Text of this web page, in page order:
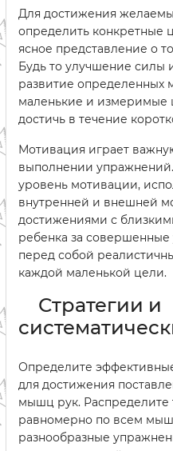
Для достижения
определить конкретные
ясное представление о
Будь то улучшение силы
развитие определенных
маленькие и измеримые
достичь в течение
Мотивация играет
выполнении
уровень мотивации,
внутренней и внешней
достижениями с
ребенка за совершенные
перед собой
каждой маленькой цели.
Стратегии и
Определите
для достижения
мышц рук. Распределите
равномерно по всем
разнообразные